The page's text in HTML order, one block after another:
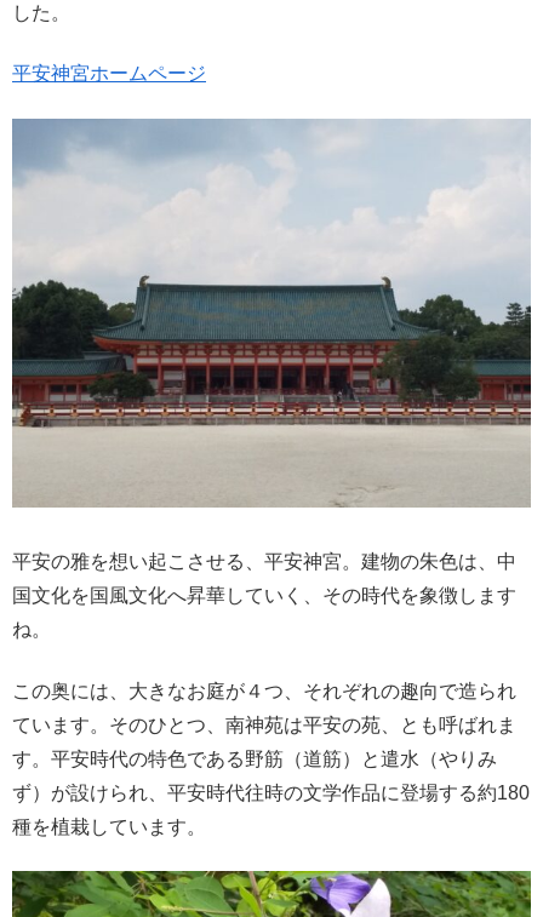
した。
平安神宮ホームページ
平安の雅を想い起こさせる、平安神宮。建物の朱色は、中
国文化を国風文化へ昇華していく、その時代を象徴します
ね。
この奥には、大きなお庭が４つ、それぞれの趣向で造られ
ています。そのひとつ、南神苑は平安の苑、とも呼ばれま
す。平安時代の特色である野筋（道筋）と遣水（やりみ
ず）が設けられ、平安時代往時の文学作品に登場する約180
種を植栽しています。